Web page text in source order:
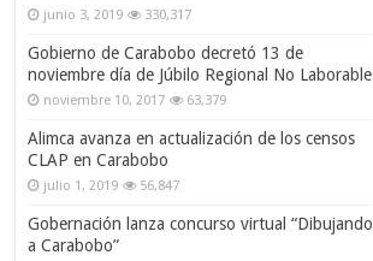
junio 3, 2019 330,317
Gobierno de Carabobo decretó 13 de
noviembre día de Júbilo Regional No Laborable
noviembre 10, 2017 63,379
Alimca avanza en actualización de los censos
CLAP en Carabobo
julio 1, 2019 56,847
Gobernación lanza concurso virtual “Dibujando
a Carabobo”